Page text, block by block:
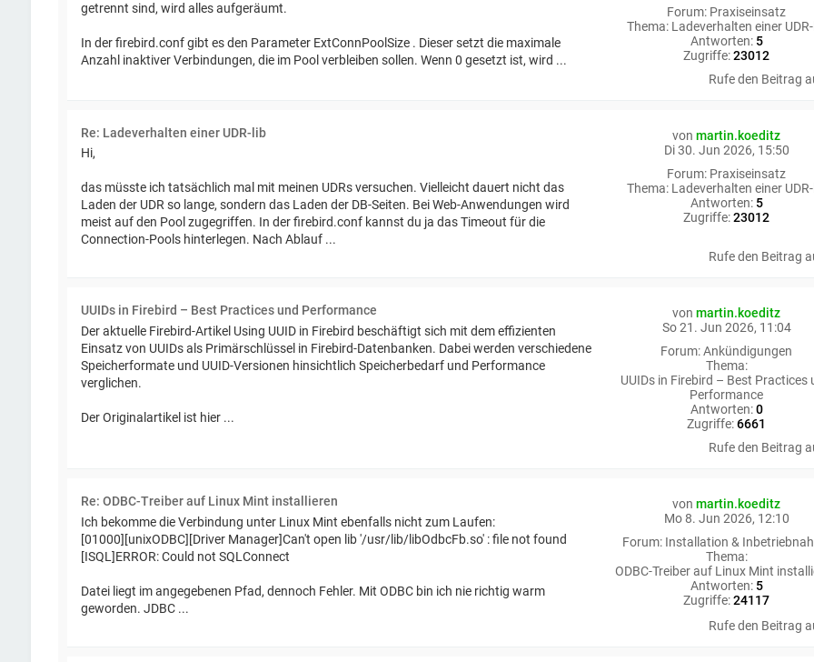
Forum: Praxiseinsatz
Thema: Ladeverhalten einer
Antworten: 5
Zugriffe:23012
getrennt sind, wird alles aufgeräumt.
In der firebird.conf gibt es den Parameter ExtConnPoolSize . Dieser setzt die maximale
Anzahl inaktiver Verbindungen, die im Pool verbleiben sollen. Wenn 0 gesetzt ist, wird ...
Rufe den Beitrag
vonmartin.koeditz
Di 30. Jun 2026, 15:50
Forum: Praxiseinsatz
Thema: Ladeverhalten einer
Antworten: 5
Zugriffe:23012
Re: Ladeverhalten einer UDR-lib
Hi,
das müsste ich tatsächlich mal mit meinen UDRs versuchen. Vielleicht dauert nicht das
Laden der UDR so lange, sondern das Laden der DB-Seiten. Bei Web-Anwendungen wird
meist auf den Pool zugegriffen. In der firebird.conf kannst du ja das Timeout für die
Connection-Pools hinterlegen. Nach Ablauf ...
Rufe den Beitrag
vonmartin.koeditz
So 21. Jun 2026, 11:04
Forum:Ankündigungen
Thema:
UUIDs in Firebird – Best Practices
Performance
Antworten:0
Zugriffe:6661
UUIDs in Firebird – Best Practices und Performance
Der aktuelle Firebird-Artikel Using UUID in Firebird beschäftigt sich mit dem effizienten
Einsatz von UUIDs als Primärschlüssel in Firebird-Datenbanken. Dabei werden verschiedene
Speicherformate und UUID-Versionen hinsichtlich Speicherbedarf und Performance
verglichen.
Der Originalartikel ist hier ...
Rufe den Beitrag
vonmartin.koeditz
Mo 8. Jun 2026, 12:10
Forum: Installation &
Thema:
ODBC-Treiber auf Linux Mint
Antworten: 5
Zugriffe:24117
Re: ODBC-Treiber auf Linux Mint installieren
Ich bekomme die Verbindung unter Linux Mint ebenfalls nicht zum Laufen:
[01000][unixODBC][Driver Manager]Can't open lib '/usr/lib/libOdbcFb.so' : file not found
[ISQL]ERROR: Could not SQLConnect
Datei liegt im angegebenen Pfad, dennoch Fehler. Mit ODBC bin ich nie richtig warm
geworden. JDBC ...
Rufe den Beitrag